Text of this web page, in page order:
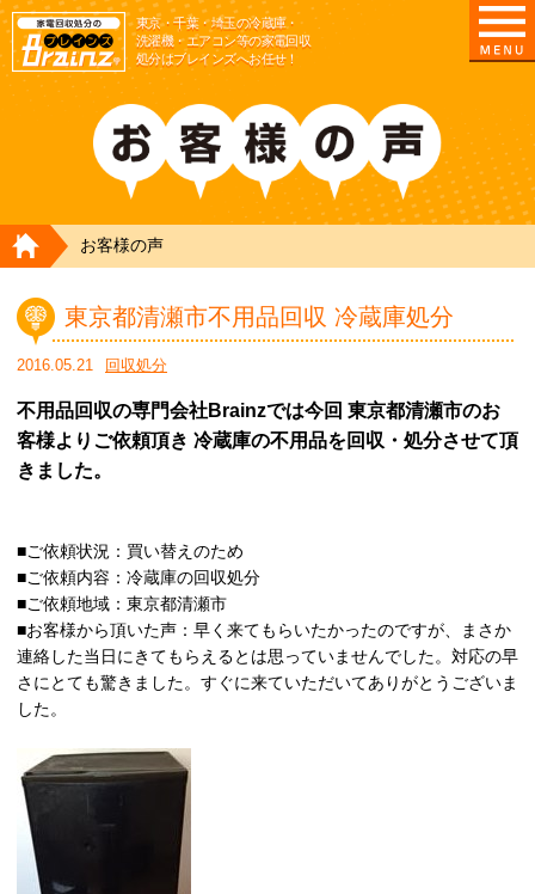
東京/埼玉/千葉/神奈川の 冷蔵庫・洗濯機・エアコン
東京・千葉・埼玉の冷蔵庫・
洗濯機・エアコン等の家電回収
処分はブレインズへお任せ！
HOME
お客様の声
東京都清瀬市不用品回収 冷蔵庫処分
2016.05.21 回収処分
不用品回収の専門会社Brainzでは今回 東京都清瀬市のお
客様よりご依頼頂き 冷蔵庫の不用品を回収・処分させて頂
きました。
■ご依頼状況：買い替えのため
■ご依頼内容：冷蔵庫の回収処分
■ご依頼地域：東京都清瀬市
■お客様から頂いた声：早く来てもらいたかったのですが、まさか
連絡した当日にきてもらえるとは思っていませんでした。対応の早
さにとても驚きました。すぐに来ていただいてありがとうございま
した。